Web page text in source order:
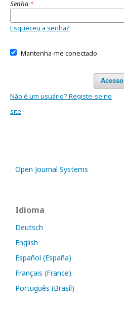
Senha *
Esqueceu a senha?
Mantenha-me conectado
Acesso
Não é um usuário? Registe-se no
site
Open Journal Systems
Idioma
Deutsch
English
Español (España)
Français (France)
Português (Brasil)